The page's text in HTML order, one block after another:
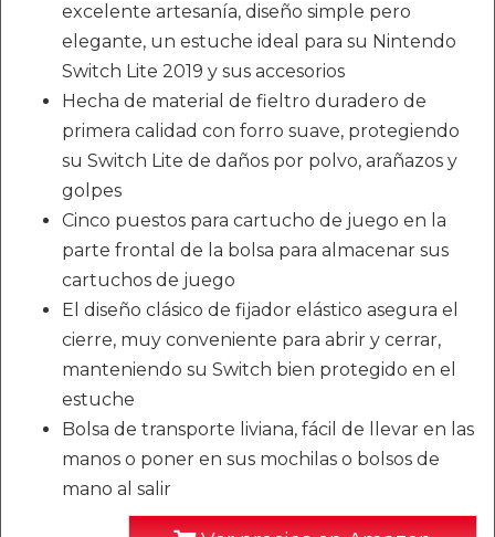
excelente artesanía, diseño simple pero
elegante, un estuche ideal para su Nintendo
Switch Lite 2019 y sus accesorios
Hecha de material de fieltro duradero de
primera calidad con forro suave, protegiendo
su Switch Lite de daños por polvo, arañazos y
golpes
Cinco puestos para cartucho de juego en la
parte frontal de la bolsa para almacenar sus
cartuchos de juego
El diseño clásico de fijador elástico asegura el
cierre, muy conveniente para abrir y cerrar,
manteniendo su Switch bien protegido en el
estuche
Bolsa de transporte liviana, fácil de llevar en las
manos o poner en sus mochilas o bolsos de
mano al salir